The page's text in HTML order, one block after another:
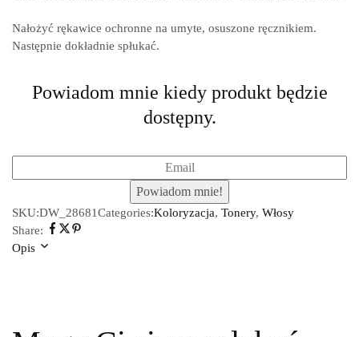
Nałożyć rękawice ochronne na umyte, osuszone ręcznikiem.
Następnie dokładnie spłukać.
Powiadom mnie kiedy produkt będzie
dostępny.
SKU:DW_28681Categories:Koloryzacja, Tonery, Włosy
Share:
Opis